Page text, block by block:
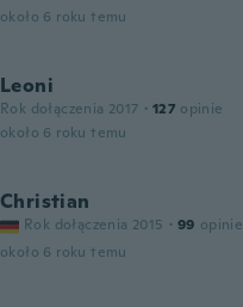
około 6 roku temu
Leoni
Rok dołączenia 2017 · 127 opinie
około 6 roku temu
Christian
Rok dołączenia 2015 · 99 opinie
około 6 roku temu